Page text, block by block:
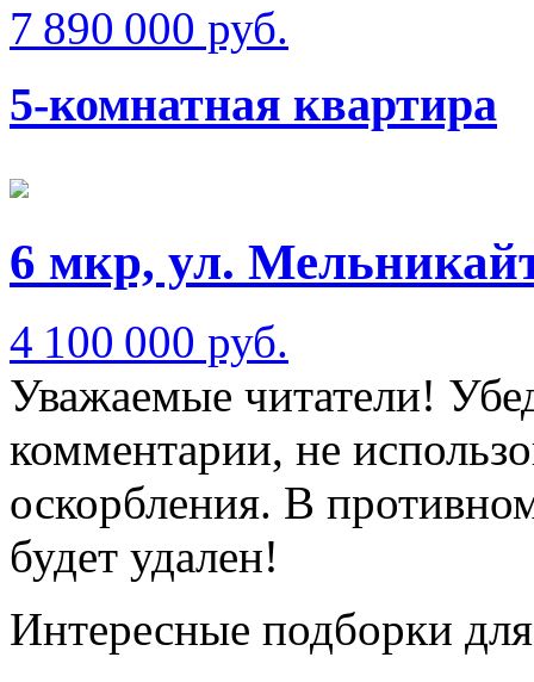
7 890 000 руб.
5-комнатная квартира
6 мкр, ул.
4 100 000 руб.
Уважаемые читатели!
комментарии, не
оскорбления. В
будет удален!
Интересные подборки